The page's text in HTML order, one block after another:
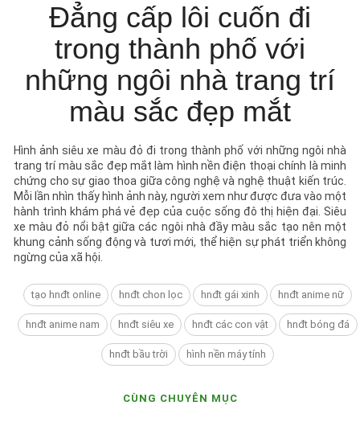
Đẳng cấp lôi cuốn đi
trong thành phố với
những ngôi nhà trang trí
màu sắc đẹp mắt
Hình ảnh siêu xe màu đỏ đi trong thành phố với những ngôi nhà
trang trí màu sắc đẹp mắt làm hình nền điện thoại chính là minh
chứng cho sự giao thoa giữa công nghệ và nghệ thuật kiến trúc.
Mỗi lần nhìn thấy hình ảnh này, người xem như được đưa vào một
hành trình khám phá vẻ đẹp của cuộc sống đô thị hiện đại. Siêu
xe màu đỏ nổi bật giữa các ngôi nhà đầy màu sắc tạo nên một
khung cảnh sống động và tươi mới, thể hiện sự phát triển không
ngừng của xã hội.
tạo hnđt online hnđt chon lọc hnđt gái xinh hnđt anime nữ
hnđt anime nam hnđt siêu xe hnđt các con vật hnđt bóng đá
hnđt bầu trời hình nền máy tính
CÙNG CHUYÊN MỤC